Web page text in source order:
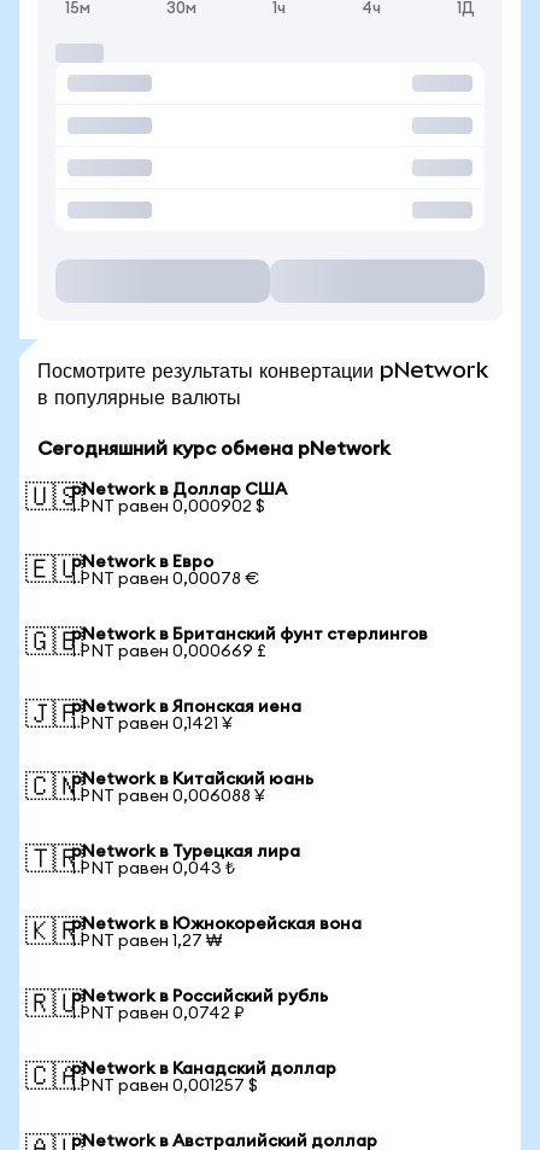
15м 30м 1ч 4ч 1Д
Посмотрите результаты конвертации pNetwork
в популярные валюты
Сегодняшний курс обмена pNetwork
🇺🇸pNetwork в Доллар США
1 PNT равен 0,000902 $
🇪🇺pNetwork в Евро
1 PNT равен 0,00078 €
🇬🇧pNetwork в Британский фунт стерлингов
1 PNT равен 0,000669 £
🇯🇵pNetwork в Японская иена
1 PNT равен 0,1421 ¥
🇨🇳pNetwork в Китайский юань
1 PNT равен 0,006088 ¥
🇹🇷pNetwork в Турецкая лира
1 PNT равен 0,043 ₺
🇰🇷pNetwork в Южнокорейская вона
1 PNT равен 1,27 ₩
🇷🇺pNetwork в Российский рубль
1 PNT равен 0,0742 ₽
🇨🇦pNetwork в Канадский доллар
1 PNT равен 0,001257 $
pNetwork в Австралийский доллар